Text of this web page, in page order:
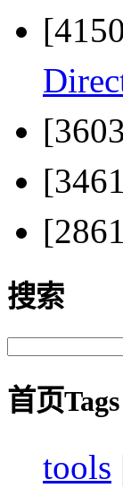
搜索
首页Tags
tools